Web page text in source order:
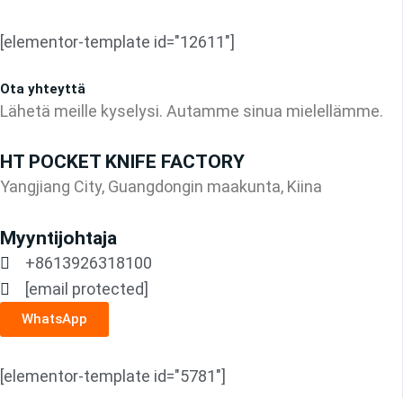
[elementor-template id="12611"]
Ota yhteyttä
Lähetä meille kyselysi. Autamme sinua mielellämme.
HT POCKET KNIFE FACTORY
Yangjiang City, Guangdongin maakunta, Kiina
Myyntijohtaja
+8613926318100
[email protected]
WhatsApp
[elementor-template id="5781"]